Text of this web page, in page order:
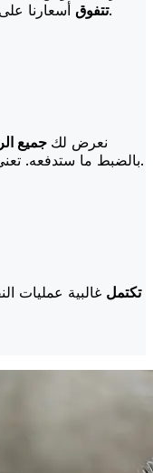
تتفوقأسعارنا على البنوك الكبرى، مما يزيد من قيمة تحويلك.
نعرض لك جميع
بالضبط ما ستدفعه. تعني رسومنا المنخفضة المزيد من التوفير لك.
تكتمل غالبية عمليات